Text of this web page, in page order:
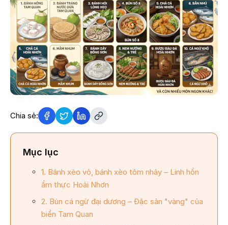
Chia sẻ:
Mục lục
1. Bánh xèo vỏ, bánh xèo tôm nhảy – Linh hồn
ẩm thực Hoài Nhơn
2. Bún cá ngừ đại dương – Đặc sản "vàng" của
biển Tam Quan